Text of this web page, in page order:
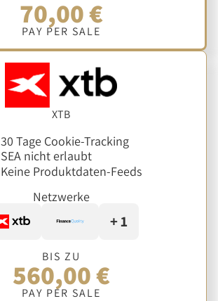
70,00 €
PAY PER SALE
XTB
30 Tage Cookie-Tracking
SEA nicht erlaubt
Keine Produktdaten-Feeds
Netzwerke
+ 1
BIS ZU
560,00 €
PAY PER SALE